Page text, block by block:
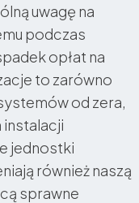
uwagę na
podczas
opłat na
to zarówno
od zera,
instalacji
jednostki
również naszą
sprawne